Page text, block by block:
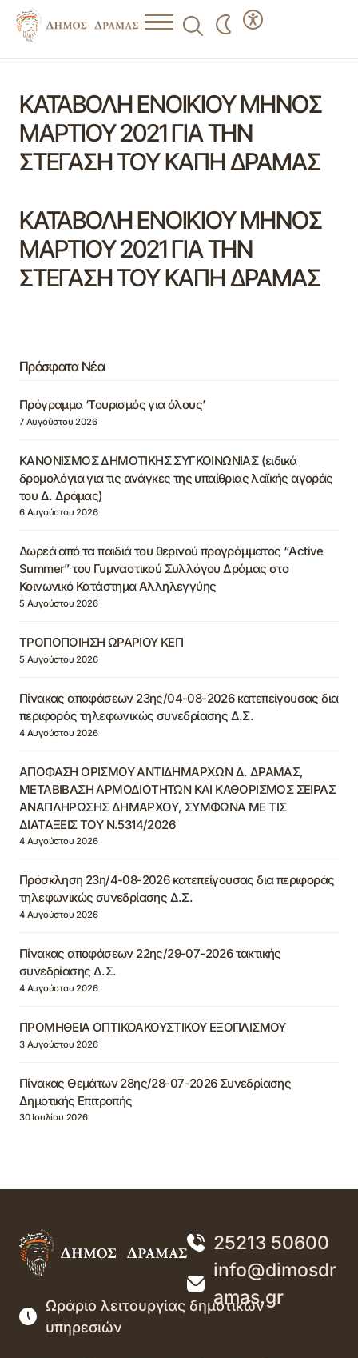
ΚΑΤΑΒΟΛΗ ΕΝΟΙΚΙΟΥ ΜΗΝΟΣ
ΜΑΡΤΙΟΥ 2021 ΓΙΑ ΤΗΝ
ΣΤΕΓΑΣΗ ΤΟΥ ΚΑΠΗ ΔΡΑΜΑΣ
ΚΑΤΑΒΟΛΗ ΕΝΟΙΚΙΟΥ ΜΗΝΟΣ
ΜΑΡΤΙΟΥ 2021 ΓΙΑ ΤΗΝ
ΣΤΕΓΑΣΗ ΤΟΥ ΚΑΠΗ ΔΡΑΜΑΣ
Πρόσφατα Νέα
Πρόγραμμα ‘Τουρισμός για όλους’
7 Αυγούστου 2026
ΚΑΝΟΝΙΣΜΟΣ ΔΗΜΟΤΙΚΗΣ ΣΥΓΚΟΙΝΩΝΙΑΣ (ειδικά
δρομολόγια για τις ανάγκες της υπαίθριας λαϊκής αγοράς
του Δ. Δράμας)
6 Αυγούστου 2026
Δωρεά από τα παιδιά του θερινού προγράμματος “Active
Summer” του Γυμναστικού Συλλόγου Δράμας στο
Κοινωνικό Κατάστημα Αλληλεγγύης
5 Αυγούστου 2026
ΤΡΟΠΟΠΟΙΗΣΗ ΩΡΑΡΙΟΥ ΚΕΠ
5 Αυγούστου 2026
Πίνακας αποφάσεων 23ης/04-08-2026 κατεπείγουσας δια
περιφοράς τηλεφωνικώς συνεδρίασης Δ.Σ.
4 Αυγούστου 2026
ΑΠΟΦΑΣΗ ΟΡΙΣΜΟΥ ΑΝΤΙΔΗΜΑΡΧΩΝ Δ. ΔΡΑΜΑΣ,
ΜΕΤΑΒΙΒΑΣΗ ΑΡΜΟΔΙΟΤΗΤΩΝ ΚΑΙ ΚΑΘΟΡΙΣΜΟΣ ΣΕΙΡΑΣ
ΑΝΑΠΛΗΡΩΣΗΣ ΔΗΜΑΡΧΟΥ, ΣΥΜΦΩΝΑ ΜΕ ΤΙΣ
ΔΙΑΤΑΞΕΙΣ ΤΟΥ Ν.5314/2026
4 Αυγούστου 2026
Πρόσκληση 23η/4-08-2026 κατεπείγουσας δια περιφοράς
τηλεφωνικώς συνεδρίασης Δ.Σ.
4 Αυγούστου 2026
Πίνακας αποφάσεων 22ης/29-07-2026 τακτικής
συνεδρίασης Δ.Σ.
4 Αυγούστου 2026
ΠΡΟΜΗΘΕΙΑ ΟΠΤΙΚΟΑΚΟΥΣΤΙΚΟΥ ΕΞΟΠΛΙΣΜΟΥ
3 Αυγούστου 2026
Πίνακας Θεμάτων 28ης/28-07-2026 Συνεδρίασης
Δημοτικής Επιτροπής
30 Ιουλίου 2026
25213 50600
info@dimosdr
amas.gr
Ωράριο λειτουργίας δημοτικών
υπηρεσιών